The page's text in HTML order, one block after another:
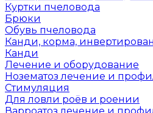
Куртки пчеловода
Брюки
Обувь пчеловода
Канди, корма,
Канди
Лечение и оборудование
Нозематоз лечение и
Стимуляция
Для ловли роёв и роении